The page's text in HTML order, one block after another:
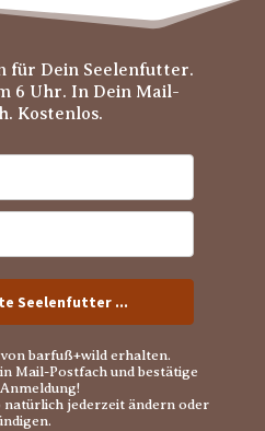
für Dein Seelenfutter.
6 Uhr. In Dein Mail-
Kostenlos.
Seelenfutter ...
barfuß+wild erhalten.
Mail-Postfach und bestätige
natürlich jederzeit ändern oder